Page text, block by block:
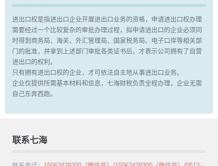
进出口权是指进出口企业开展进出口业务的资格，申请进出口权办理
需要经过一个比较复杂的审批办理过程，拟申请进出口的企业必须同
时得到商务局、海关、外汇管理局、国家税务局、电子口岸等相关部
门的批准，并拿到上述部门审批各类证书后，才表示公司拥有了自营
进出口的权利。
只有拥有进出口权的企业，才可依法自主地从事进出口业务。
企业仅提供所需基本材料和信息，七海财税负责全程办理，企业无需
自己东奔西跑。
联系七海